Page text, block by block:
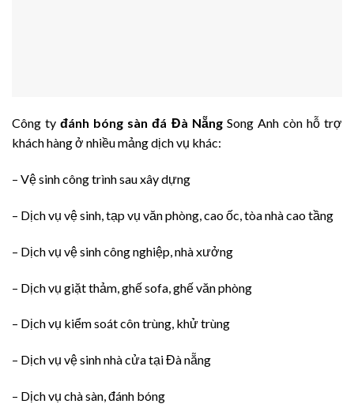
Công tyđánh bóng sàn đá Đà Nẵng Song Anh còn hỗ trợ
khách hàng ở nhiều mảng dịch vụ khác:
– Vệ sinh công trình sau xây dựng
– Dịch vụ vệ sinh, tạp vụ văn phòng, cao ốc, tòa nhà cao tầng
– Dịch vụ vệ sinh công nghiệp, nhà xưởng
– Dịch vụ giặt thảm, ghế sofa, ghế văn phòng
– Dịch vụ kiểm soát côn trùng, khử trùng
– Dịch vụ vệ sinh nhà cửa tại Đà nẵng
– Dịch vụ chà sàn, đánh bóng